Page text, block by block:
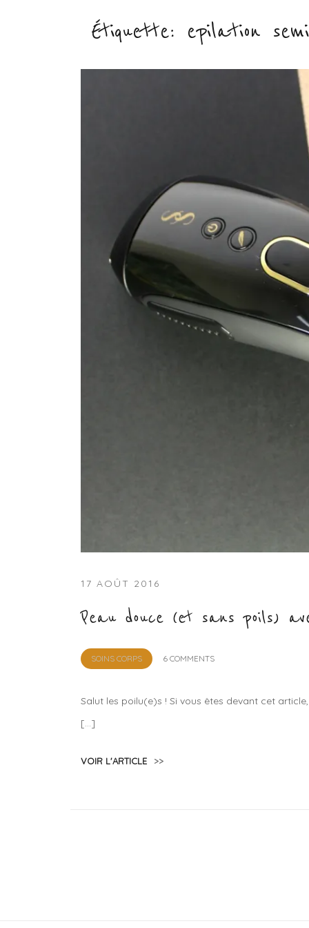
Étiquette : epilation
17 AOÛT 2016
Peau douce (et sans poils)
SOINS CORPS
by
6 COMMENTS
Salut les poilu(e)s ! Si vous êtes devant cet
[…]
VOIR L'ARTICLE >>